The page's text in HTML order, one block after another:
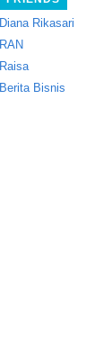
Diana Rikasari
RAN
Raisa
Berita Bisnis